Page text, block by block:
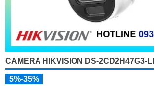
CAMERA HIKVISION DS-2CD2H47G3-
5%-35%